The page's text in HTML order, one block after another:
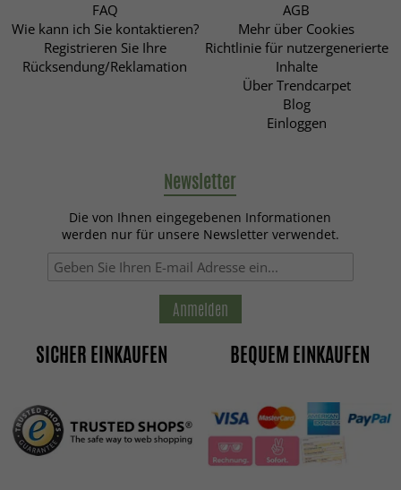
FAQ
Wie kann ich Sie kontaktieren?
Registrieren Sie Ihre
Rücksendung/Reklamation
AGB
Mehr über Cookies
Richtlinie für nutzergenerierte
Inhalte
Über Trendcarpet
Blog
Einloggen
Newsletter
Die von Ihnen eingegebenen Informationen
werden nur für unsere Newsletter verwendet.
Anmelden
SICHER EINKAUFEN BEQUEM EINKAUFEN